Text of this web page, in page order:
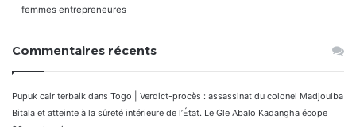
femmes entrepreneures
Commentaires récents
Pupuk cair terbaik dans Togo | Verdict-procès : assassinat du colonel Madjoulba
Bitala et atteinte à la sûreté intérieure de l’État. Le Gle Abalo Kadangha écope